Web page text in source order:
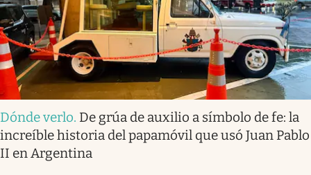
Dónde verlo. De grúa de auxilio a símbolo de fe: la
increíble historia del papamóvil que usó Juan Pablo
II en Argentina